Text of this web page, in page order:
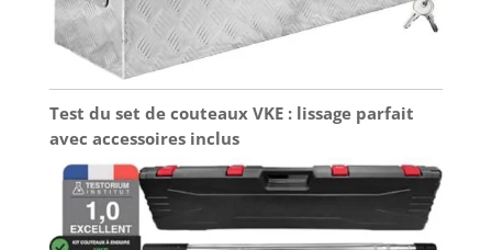
Test du set de couteaux VKE : lissage parfait
avec accessoires inclus